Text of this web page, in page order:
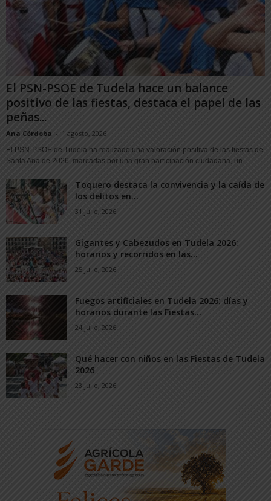
El PSN-PSOE de Tudela hace un balance
positivo de las fiestas, destaca el papel de las
peñas...
Ana Córdoba - 1 agosto, 2026
El PSN-PSOE de Tudela ha realizado una valoración positiva de las fiestas de
Santa Ana de 2026, marcadas por una gran participación ciudadana, un...
Toquero destaca la convivencia y la caída de
los delitos en...
31 julio, 2026
Gigantes y Cabezudos en Tudela 2026:
horarios y recorridos en las...
25 julio, 2026
Fuegos artificiales en Tudela 2026: días y
horarios durante las Fiestas...
24 julio, 2026
Qué hacer con niños en las Fiestas de Tudela
2026
23 julio, 2026